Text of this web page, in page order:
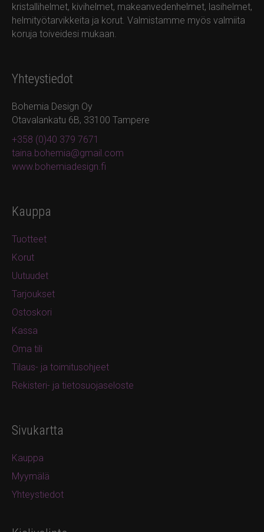
kristallihelmet, kivihelmet, makeanvedenhelmet, lasihelmet,
helmityötarvikkeita ja korut. Valmistamme myös valmiita
koruja toiveidesi mukaan.
Yhteystiedot
Bohemia Design Oy
Otavalankatu 6B, 33100 Tampere
+358 (0)40 379 7671
taina.bohemia@gmail.com
www.bohemiadesign.fi
Kauppa
Tuotteet
Korut
Uutuudet
Tarjoukset
Ostoskori
Kassa
Oma tili
Tilaus- ja toimitusohjeet
Rekisteri- ja tietosuojaseloste
Sivukartta
Kauppa
Myymälä
Yhteystiedot